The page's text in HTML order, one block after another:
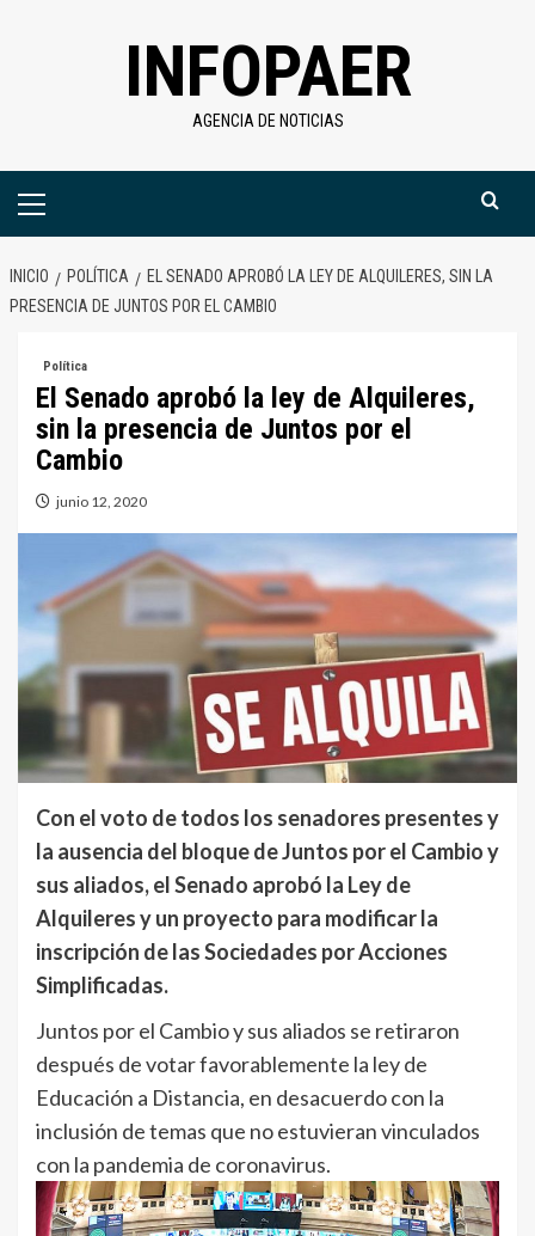
INFOPAER
AGENCIA DE NOTICIAS
Menú
INICIO POLÍTICA
EL SENADO APROBÓ LA LEY DE ALQUILERES, SIN LA
PRESENCIA DE JUNTOS POR EL CAMBIO
Política
El Senado aprobó la ley de Alquileres,
sin la presencia de Juntos por el
Cambio
junio 12, 2020
Con el voto de todos los senadores presentes y
la ausencia del bloque de Juntos por el Cambio y
sus aliados, el Senado aprobó la Ley de
Alquileres y un proyecto para modificar la
inscripción de las Sociedades por Acciones
Simplificadas.
Juntos por el Cambio y sus aliados se retiraron
después de votar favorablemente la ley de
Educación a Distancia, en desacuerdo con la
inclusión de temas que no estuvieran vinculados
con la pandemia de coronavirus.